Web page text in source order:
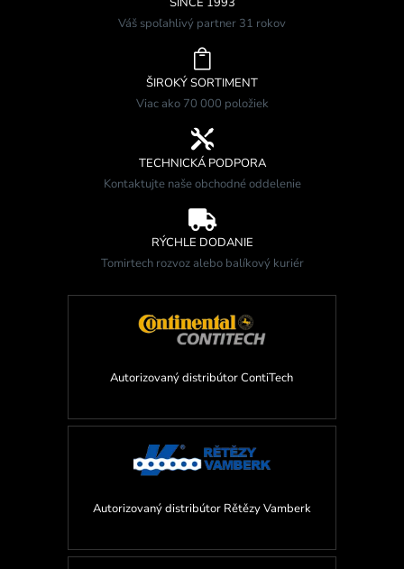
Váš spoľahlivý partner 31 rokov

ŠIROKÝ SORTIMENT
Viac ako 70 000 položiek

TECHNICKÁ PODPORA
Kontaktujte naše obchodné oddelenie

RÝCHLE DODANIE
Tomirtech rozvoz alebo balíkový kuriér
Autorizovaný distribútor ContiTech
Autorizovaný distribútor Rětězy Vamberk